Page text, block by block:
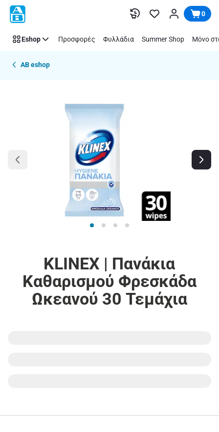
Παράλειψη 0
Eshop Προσφορές Φυλλάδια Summer Shop Μόνο
AB eshop
KLINEX | Πανάκια
Καθαρισμού Φρεσκάδα
Ωκεανού 30 Τεμάχια